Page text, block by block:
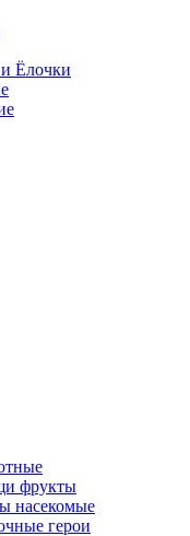
Ёлочки
фрукты
насекомые
герои